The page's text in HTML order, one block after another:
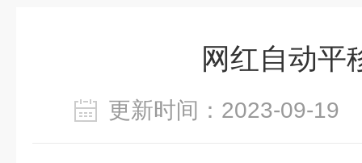
网红自动平
更新时间：2023-09-